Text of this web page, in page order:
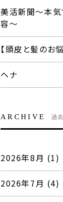
美活新聞〜本気
容〜
【頭皮と髪のお
ヘナ
ARCHIVE 過
2026年8月 (1)
2026年7月 (4)